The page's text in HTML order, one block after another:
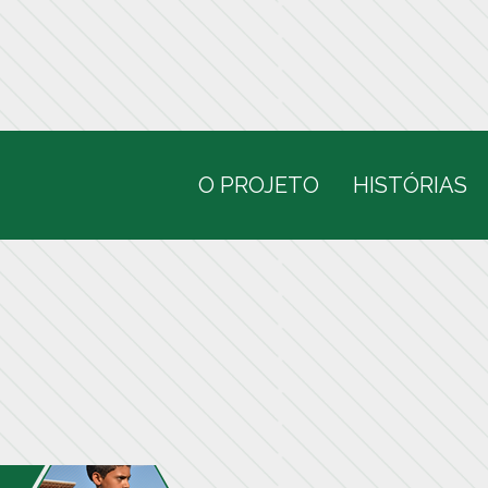
O PROJETO HISTÓRIAS